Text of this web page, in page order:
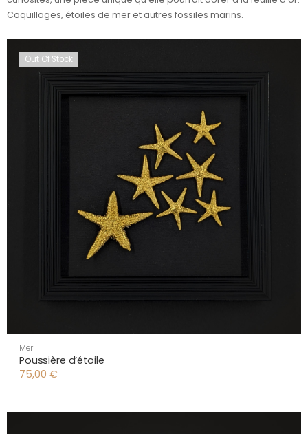
Coquillages, étoiles de mer et autres fossiles marins.
Out Of Stock
Mer
Poussière d’étoile
75,00 €